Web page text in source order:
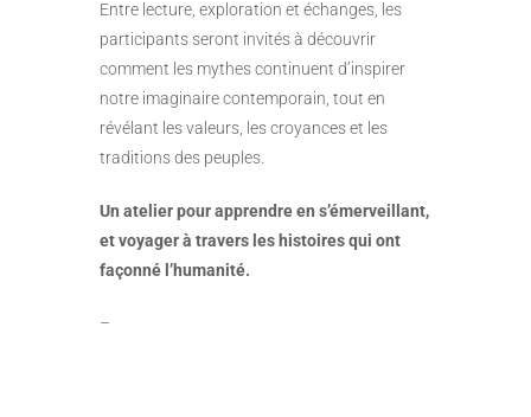
Entre lecture, exploration et échanges, les
participants seront invités à découvrir
comment les mythes continuent d’inspirer
notre imaginaire contemporain, tout en
révélant les valeurs, les croyances et les
traditions des peuples.
Un atelier pour apprendre en s’émerveillant,
et voyager à travers les histoires qui ont
façonné l’humanité.
–